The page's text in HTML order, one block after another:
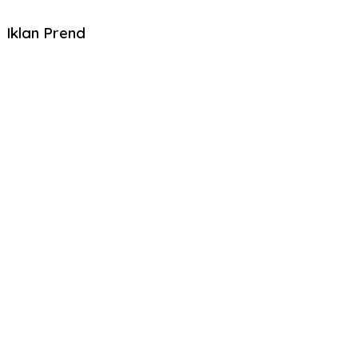
Iklan Prend